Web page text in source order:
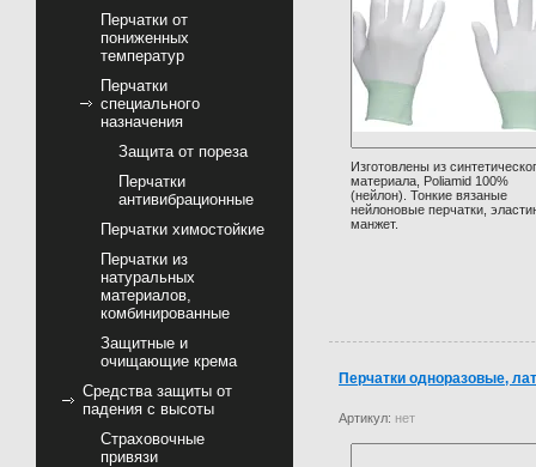
Перчатки от
пониженных
температур
Перчатки
специального
назначения
Защита от пореза
Перчатки
антивибрационные
Перчатки химостойкие
Перчатки из
натуральных
материалов,
комбинированные
Защитные и
очищающие крема
Средства защиты от
падения с высоты
Страховочные
привязи
Изготовлены из
материала, Poliamid 100%
(нейлон). Тонкие вязаные
нейлоновые перчатки,
манжет.
Перчатки одноразовые,
Артикул: нет